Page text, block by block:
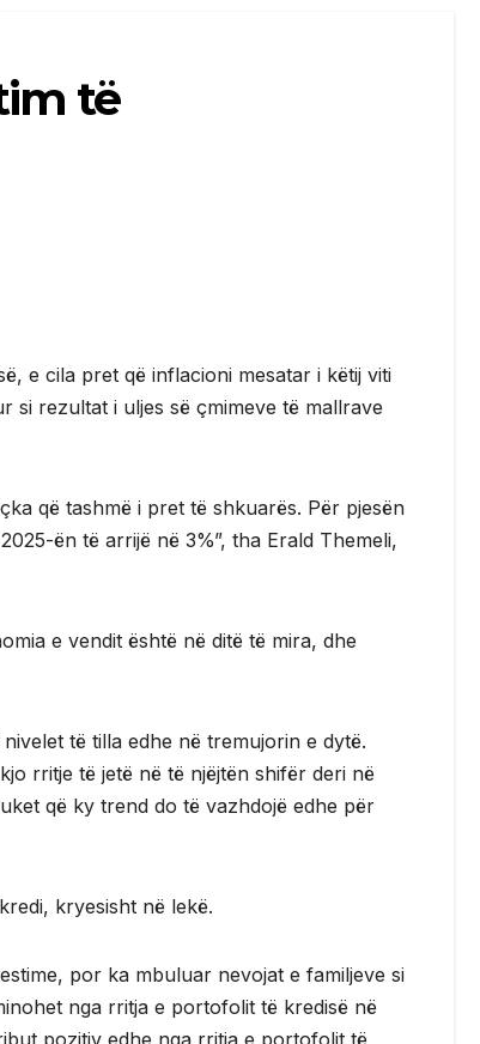
të
e cila pret që inflacioni mesatar i këtij viti
si rezultat i uljes së çmimeve të mallrave
që tashmë i pret të shkuarës. Për pjesën
ën të arrijë në 3%”, tha Erald Themeli,
e vendit është në ditë të mira, dhe
të tilla edhe në tremujorin e dytë.
rritje të jetë në të njëjtën shifër deri në
që ky trend do të vazhdojë edhe për
kryesisht në lekë.
por ka mbuluar nevojat e familjeve si
nga rritja e portofolit të kredisë në